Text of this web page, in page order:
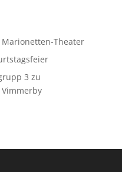
Theater
3 zu